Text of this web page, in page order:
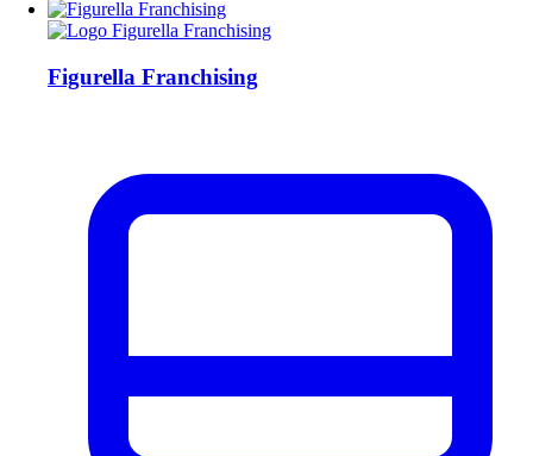
Figurella Franchising